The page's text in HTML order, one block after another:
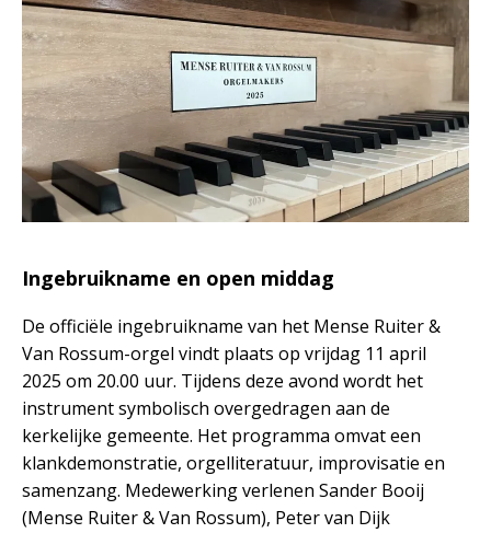
Ingebruikname en open middag
De officiële ingebruikname van het Mense Ruiter &
Van Rossum-orgel vindt plaats op vrijdag 11 april
2025 om 20.00 uur. Tijdens deze avond wordt het
instrument symbolisch overgedragen aan de
kerkelijke gemeente. Het programma omvat een
klankdemonstratie, orgelliteratuur, improvisatie en
samenzang. Medewerking verlenen Sander Booij
(Mense Ruiter & Van Rossum), Peter van Dijk